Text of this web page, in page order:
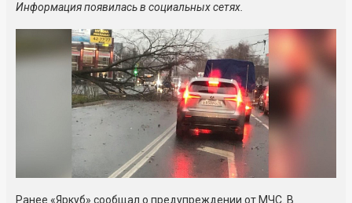
Информация появилась в социальных сетях.
Ранее «Яркуб» сообщал о предупреждении от МЧС. В